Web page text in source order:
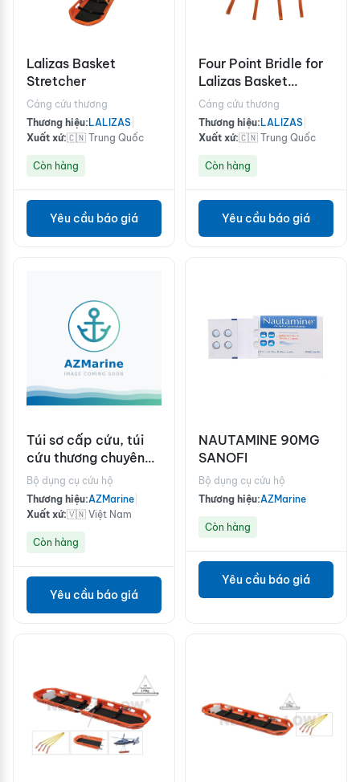
Lalizas Basket
Stretcher
Cáng cứu thương
Thương hiệu: LALIZAS
Xuất xứ:🇨🇳 Trung Quốc
Còn hàng
Yêu cầu báo giá
Four Point Bridle for
Lalizas Basket
Stretcher
Cáng cứu thương
Thương hiệu: LALIZAS
Xuất xứ:🇨🇳 Trung Quốc
Còn hàng
Yêu cầu báo giá
Túi sơ cấp cứu, túi
cứu thương chuyên
dụng, túi y tế loại A
cho 25 người
Bộ dụng cụ cứu hộ
Thương hiệu:AZMarine
Xuất xứ:🇻🇳 Việt Nam
Còn hàng
Yêu cầu báo giá
NAUTAMINE 90MG
SANOFI
Bộ dụng cụ cứu hộ
Thương hiệu:AZMarine
Còn hàng
Yêu cầu báo giá